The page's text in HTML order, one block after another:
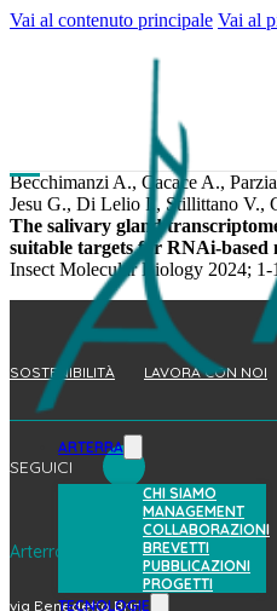
Vai al contenuto principale Vai al
ARTERRA
CHI SIAMO
MANAGEMENT
COLLABORAZIONI
BREVETTI
PUBBLICAZIONI
PROGETTI
TECNOLOGIE
Becchimanzi A., Cacace A.,
Jesu G., Di Lelio I., Stillittano V.,
The salivary gland
suitable targets for RNAi-based
Insect Molecular Biology 2024; 1-
SOSTENIBILITÀ LAVORA CON NOI
SEGUICI
Arterra Bioscience S.p.A.
via Benedetto Brin, 69